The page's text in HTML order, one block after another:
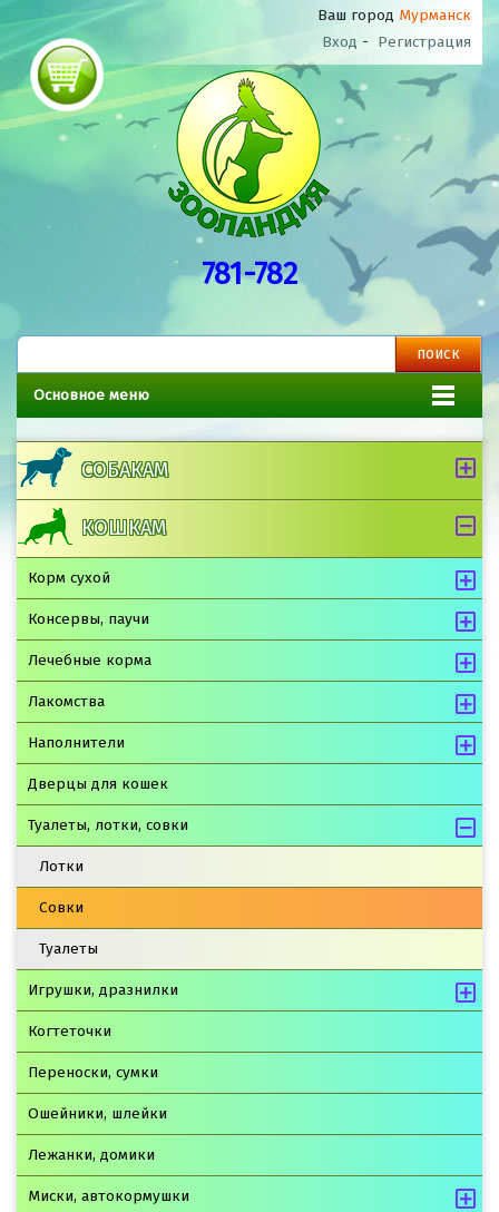
Ваш город Мурманск
Вход - Регистрация
781-782
Основное меню
СОБАКАМ
КОШКАМ
Корм сухой
Консервы, паучи
Лечебные корма
Лакомства
Наполнители
Дверцы для кошек
Туалеты, лотки, совки
Лотки
Совки
Туалеты
Игрушки, дразнилки
Когтеточки
Переноски, сумки
Ошейники, шлейки
Лежанки, домики
Миски, автокормушки